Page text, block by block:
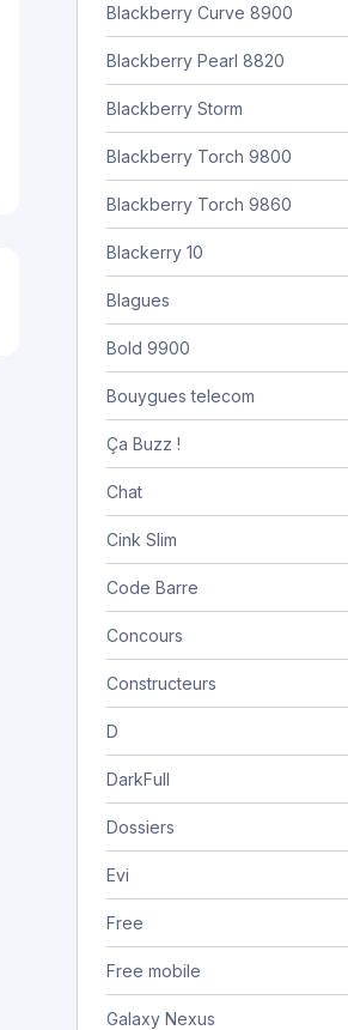
Blackberry Curve 8900
Blackberry Pearl 8820
Blackberry Storm
Blackberry Torch 9800
Blackberry Torch 9860
Blackerry 10
Blagues
Bold 9900
Bouygues telecom
Ça Buzz !
Chat
Cink Slim
Code Barre
Concours
Constructeurs
D
DarkFull
Dossiers
Evi
Free
Free mobile
Galaxy Nexus